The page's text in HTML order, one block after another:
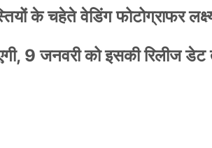
के चहेते वेडिंग फोटोग्राफर
9 जनवरी को इसकी रिलीज डेट